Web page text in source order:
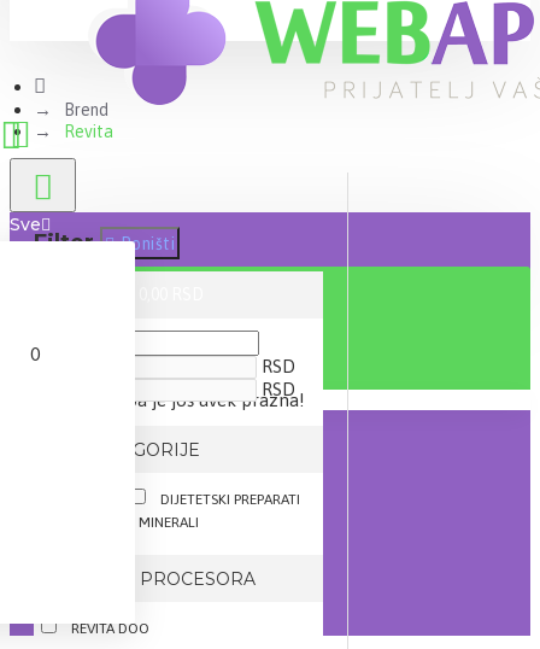
Sve
0
Vaša korpa je još uvek prazna!
Brend
Revita
Filter Poništi
RSD
RSD
IZ KATEGORIJE
DIJETETSKI PREPARATI
VITAMINI I MINERALI
BRZINA PROCESORA
REVITA DOO